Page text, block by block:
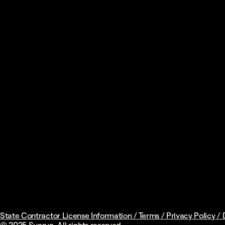
State Contractor License Information/Terms/ Privacy Policy/